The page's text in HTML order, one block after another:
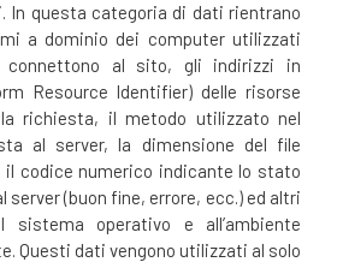
In questa categoria di dati rientrano
a dominio dei computer utilizzati
al sito, gli indirizzi in
Resource Identifier) delle risorse
richiesta, il metodo utilizzato nel
al server, la dimensione del file
codice numerico indicante lo stato
server (buon fine, errore, ecc.) ed altri
sistema operativo e all’ambiente
Questi dati vengono utilizzati al solo